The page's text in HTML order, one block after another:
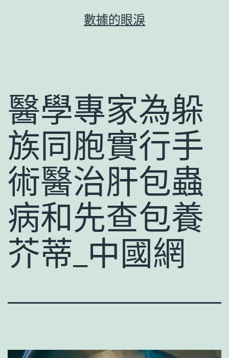
數據的眼淚
醫學專家為躲
族同胞實行手
術醫治肝包蟲
病和先查包養
芥蒂_中國網